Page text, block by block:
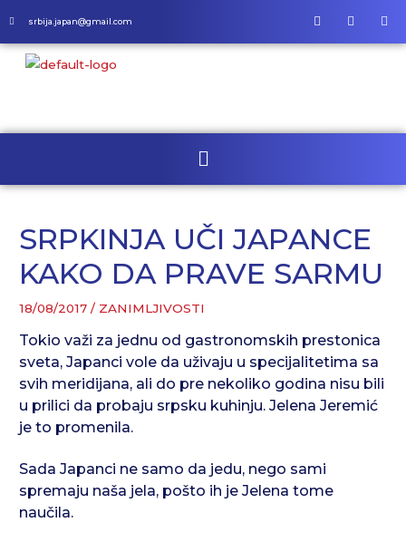
srbija.japan@gmail.com
SRPKINJA UČI JAPANCE
KAKO DA PRAVE SARMU
18/08/2017/ ZANIMLJIVOSTI
Tokio važi za jednu od gastronomskih prestonica
sveta, Japanci vole da uživaju u specijalitetima sa
svih meridijana, ali do pre nekoliko godina nisu bili
u prilici da probaju srpsku kuhinju. Jelena Jeremić
je to promenila.
Sada Japanci ne samo da jedu, nego sami
spremaju naša jela, pošto ih je Jelena tome
naučila.